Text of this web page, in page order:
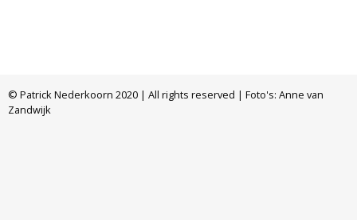
© Patrick Nederkoorn 2020 | All rights reserved | Foto's: Anne van
Zandwijk